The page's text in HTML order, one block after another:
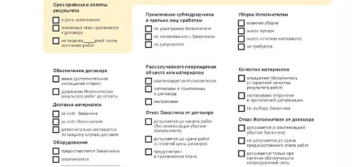
Кузнечное
Кузьмоловский
Лебяжье
Лесогорский